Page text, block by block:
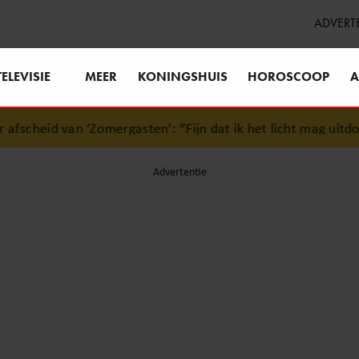
MEER KONINGSHUIS HOROSCOOP
“Fijn dat ik het licht mag uitdoen” •Danique